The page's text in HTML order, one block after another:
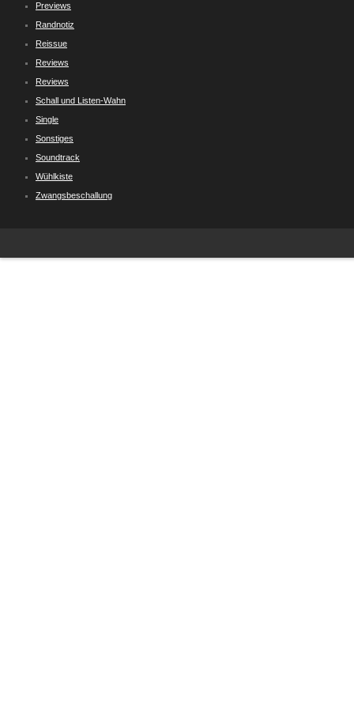
Previews
Randnotiz
Reissue
Reviews
Reviews
Schall und Listen-Wahn
Single
Sonstiges
Soundtrack
Wühlkiste
Zwangsbeschallung